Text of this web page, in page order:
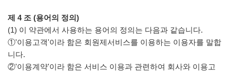
제 4 조 (용어의 정의)
(1) 이 약관에서 사용하는 용어의 정의는 다음과 같습니다.
①'이용고객'이라 함은 회원제서비스를 이용하는 이용자를 말합
니다.
②'이용계약'이라 함은 서비스 이용과 관련하여 회사와 이용고